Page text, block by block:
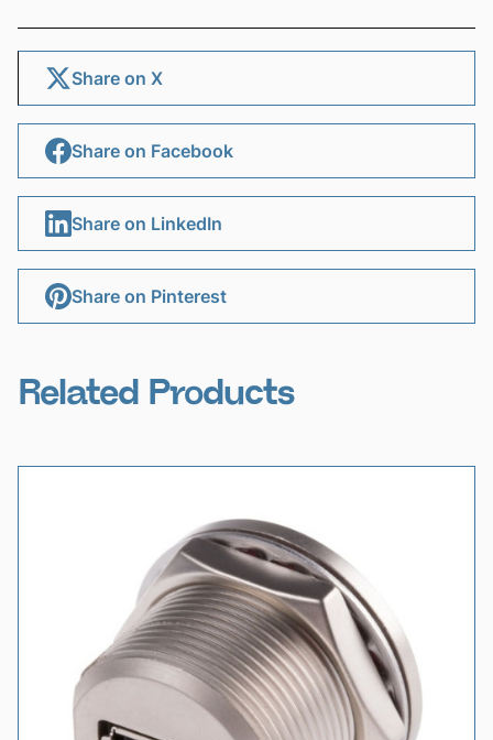
REQUEST INFORMATION
Share on X
Share on Facebook
Share on LinkedIn
Share on Pinterest
Related Products